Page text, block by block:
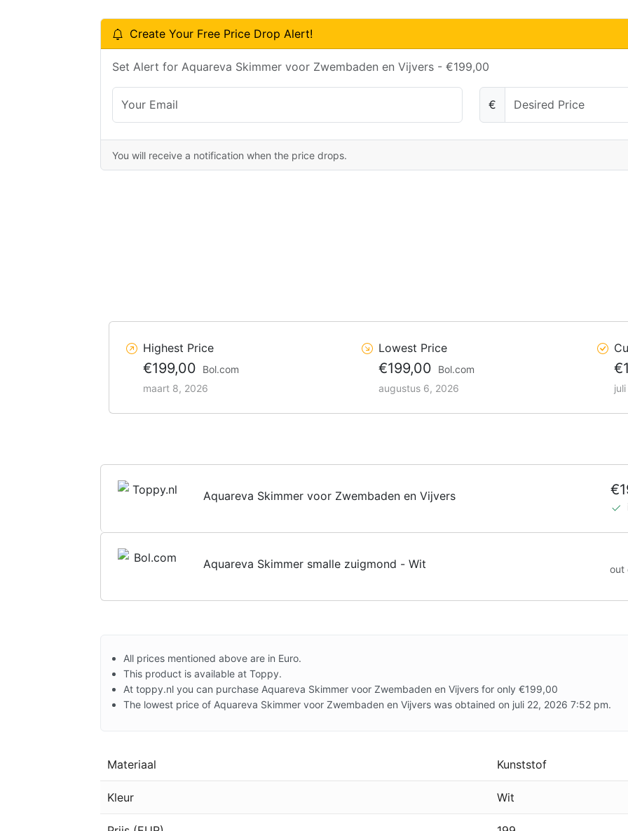
Create Your Free Price Drop Alert!
Set Alert for Aquareva Skimmer voor Zwembaden en Vijvers - €199,00
€
You will receive a notification when the price drops.
Highest Price
€199,00
Bol.com
maart 8, 2026
Lowest Price
€199,00
Bol.com
augustus 6, 2026
Aquareva Skimmer voor Zwembaden en Vijvers
Aquareva Skimmer smalle zuigmond - Wit out
All prices mentioned above are in Euro.
This product is available at Toppy.
At toppy.nl you can purchase Aquareva Skimmer voor Zwembaden en Vijvers for only €199,00
The lowest price of Aquareva Skimmer voor Zwembaden en Vijvers was obtained on juli 22, 2026 7:52 pm.
Materiaal Kunststof
Kleur Wit